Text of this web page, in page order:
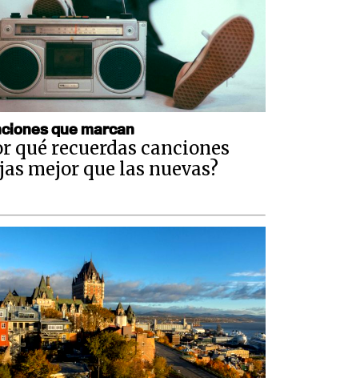
que marcan
qué recuerdas canciones
mejor que las nuevas?